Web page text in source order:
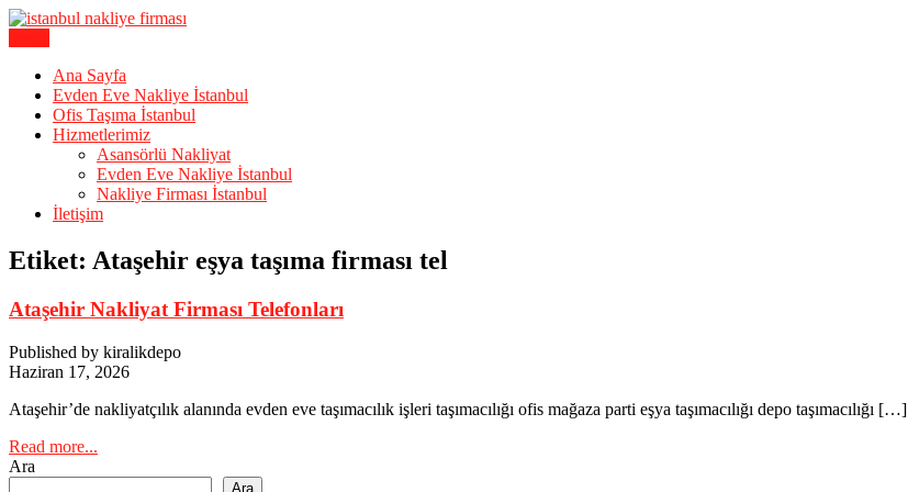
Skip
İstanbul Evden Eve Nakliye | İstanbul Nakliyat
Ana Sayfa
Evden Eve Nakliye İstanbul
Ofis Taşıma İstanbul
Hizmetlerimiz
Asansörlü Nakliyat
Evden Eve Nakliye İstanbul
Nakliye Firması İstanbul
İletişim
Etiket: Ataşehir eşya taşıma firması tel
Ataşehir Nakliyat Firması Telefonları
Published by kiralikdepo
Haziran 17, 2026
Ataşehir’de nakliyatçılık alanında evden eve taşımacılık işleri taşımacılığı ofis mağaza parti eşya taşımacılığı depo taşımacılığı […]
Read more...
Ara
Ara